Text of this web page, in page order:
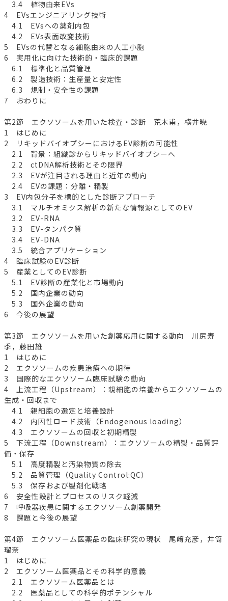
3.4 植物由来EVs
4 EVsエンジニアリング技術
4.1 EVsへの薬剤内包
4.2 EVs表面改変技術
5 EVsの代替となる細胞由来の人工小胞
6 実用化に向けた技術的・臨床的課題
6.1 標準化と品質管理
6.2 製造技術：生産量と安定性
6.3 規制・安全性の課題
7 おわりに
第2節 エクソソームを用いた検査・診断 荒木甫，横井暁
1 はじめに
2 リキッドバイオプシーにおけるEV診断の可能性
2.1 背景：組織診からリキッドバイオプシーへ
2.2 ctDNA解析技術とその限界
2.3 EVが注目される理由と近年の動向
2.4 EVの課題：分離・精製
3 EV内包分子を標的とした診断アプローチ
3.1 マルチオミクス解析の新たな情報源としてのEV
3.2 EV-RNA
3.3 EV-タンパク質
3.4 EV-DNA
3.5 統合アプリケーション
4 臨床試験のEV診断
5 産業としてのEV診断
5.1 EV診断の産業化と市場動向
5.2 国内企業の動向
5.3 国外企業の動向
6 今後の展望
第3節 エクソソームを用いた創薬応用に関する動向 川尻寿
季，藤田雄
1 はじめに
2 エクソソームの疾患治療への期待
3 国際的なエクソソーム臨床試験の動向
4 上流工程（Upstream）：親細胞の培養からエクソソームの
生成・回収まで
4.1 親細胞の選定と培養設計
4.2 内因性ロード技術（Endogenous loading）
4.3 エクソソームの回収と初期精製
5 下流工程（Downstream）：エクソソームの精製・品質評
価・保存
5.1 高度精製と汚染物質の除去
5.2 品質管理（Quality Control:QC）
5.3 保存および製剤化戦略
6 安全性設計とプロセスのリスク軽減
7 呼吸器疾患に関するエクソソーム創薬開発
8 課題と今後の展望
第4節 エクソソーム医薬品の臨床研究の現状 尾﨑充彦，井筒
瑠奈
1 はじめに
2 エクソソーム医薬品とその科学的意義
2.1 エクソソーム医薬品とは
2.2 医薬品としての科学的ポテンシャル